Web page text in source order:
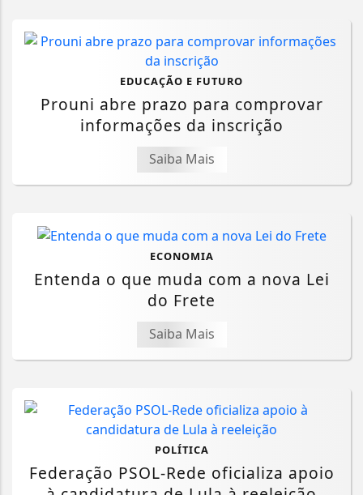
EDUCAÇÃO E FUTURO
Prouni abre prazo para comprovar
informações da inscrição
Saiba Mais
ECONOMIA
Entenda o que muda com a nova Lei
do Frete
Saiba Mais
POLÍTICA
Federação PSOL-Rede oficializa apoio